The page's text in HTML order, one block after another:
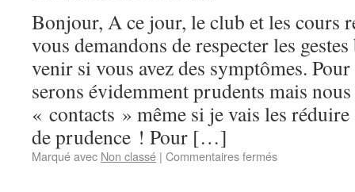
Bonjour, A ce jour, le club et les cours
vous demandons de respecter les
venir si vous avez des symptômes.
serons évidemment prudents mais
« contacts » même si je vais les
de prudence ! Pour […]
Marqué avec Non classé | Commentaires fermés